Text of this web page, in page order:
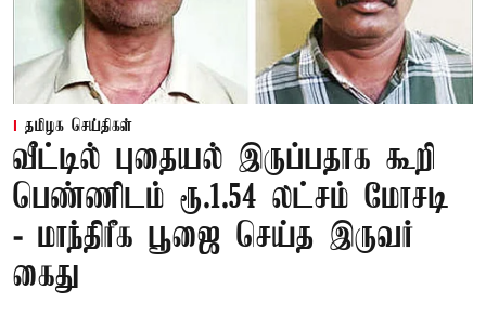
தமிழக செய்திகள்
வீட்டில் புதையல் இருப்பதாக கூறி
பெண்ணிடம் ரூ.1.54 லட்சம் மோசடி
- மாந்திரீக பூஜை செய்த இருவர்
கைது